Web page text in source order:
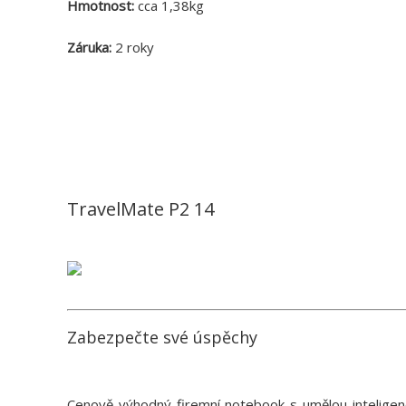
Hmotnost: cca 1,38kg
Záruka: 2 roky
TravelMate P2 14
Zabezpečte své úspěchy